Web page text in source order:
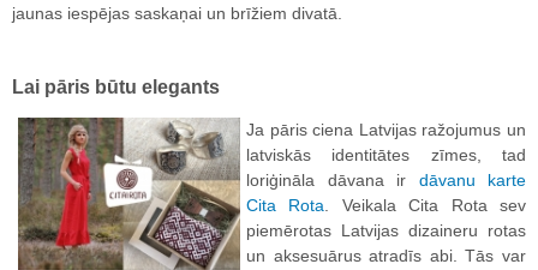
jaunas iespējas saskaņai un brīžiem divatā.
Lai pāris būtu elegants
Ja pāris ciena Latvijas ražojumus un
latviskās identitātes zīmes, tad
loriģināla dāvana ir dāvanu karte
Cita Rota. Veikala Cita Rota sev
piemērotas Latvijas dizaineru rotas
un aksesuārus atradīs abi. Tās var